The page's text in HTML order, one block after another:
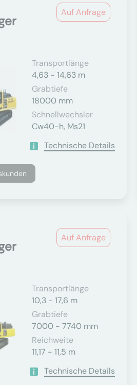
Auf Anfrage
Transportlänge
4,63 - 14,63 m
Grabtiefe
18000 mm
Schnellwechsler
Cw40-h, Ms21
Technische Details
Auf Anfrage
Transportlänge
10,3 - 17,6 m
Grabtiefe
7000 - 7740 mm
Reichweite
11,17 - 11,5 m
Technische Details